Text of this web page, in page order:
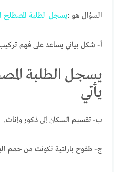
السؤال هو :يسجل الطلبة المصطلح
أ- شكل بياني يساعد على فهم
يسجل الطلبة
يأتي
ب- تقسيم السكان إلى ذكور وإناث.
ج- طفوح بازلتية تكونت من حمم